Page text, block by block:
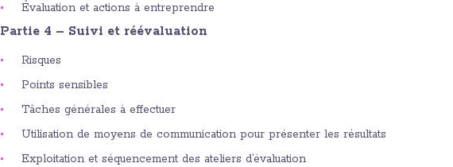
Évaluation et actions à entreprendre
Partie 4 – Suivi et réévaluation
Risques
Points sensibles
Tâches générales à effectuer
Utilisation de moyens de communication pour présenter les résultats
Exploitation et séquencement des ateliers d’évaluation